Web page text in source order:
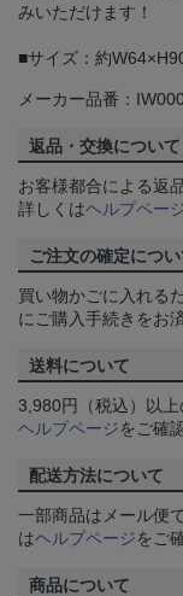
みいただけます！
■サイズ：約
メーカー品番：
返品・交換について
お客様都合による返
詳しくはヘルプペー
ご注文の確定につい
買い物かごに入れる
にご購入手続きをお
送料について
3,980円（税込）以
ヘルプページをご確
配送方法について
一部商品はメール便
はヘルプページをご
商品について